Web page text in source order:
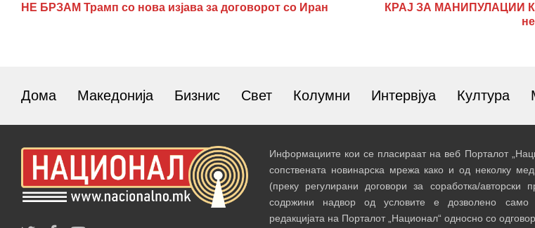
НЕ БРЗАМ Трамп со нова изјава за договорот со Иран
КРАЈ ЗА МАНИПУЛАЦИИ
Дома Македонија Бизнис Свет Колумни Интервјуа Култура
Информациите кои се пласираат на веб Порталот
сопствената новинарска мрежа како и од неколку
(преку регулирани договори за соработка/авторски
содржини надвор од условите е дозволено само
редакцијата на Порталот „Национал“ односно со